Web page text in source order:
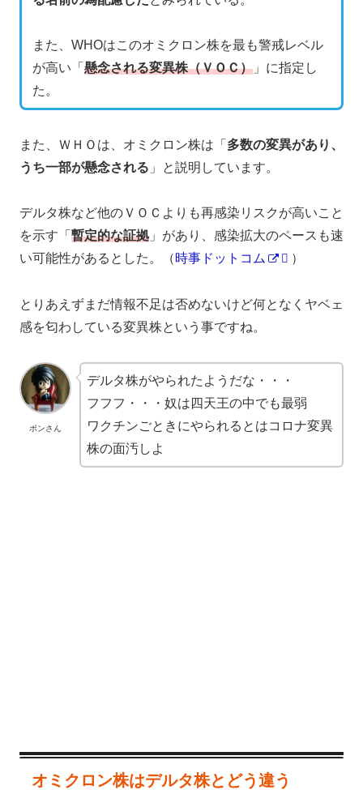
また、WHOはこのオミクロン株を最も警戒レベル
が高い「 懸念される変異株（ＶＯＣ）」に指定し
た。
また、ＷＨＯは、オミクロン株は「 多数の変異があり、
うち一部が懸念される 」と説明しています。
デルタ株など他のＶＯＣよりも再感染リスクが高いこと
を示す「 暫定的な証拠 」があり、感染拡大のペースも速
い可能性があるとした。（時事ドットコム ）
とりあえずまだ情報不足は否めないけど何となくヤベェ
感を匂わしている変異株という事ですね。
ポンさん
デルタ株がやられたようだな・・・
フフフ・・・奴は四天王の中でも最弱
ワクチンごときにやられるとはコロナ変異
株の面汚しよ
オミクロン株はデルタ株とどう違う